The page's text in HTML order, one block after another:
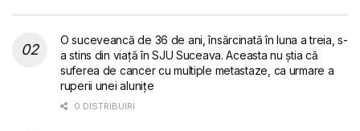
O suceveancă de 36 de ani, însărcinată în luna a treia, s-
a stins din viață în SJU Suceava. Aceasta nu știa că
suferea de cancer cu multiple metastaze, ca urmare a
ruperii unei alunițe
0 DISTRIBUIRI